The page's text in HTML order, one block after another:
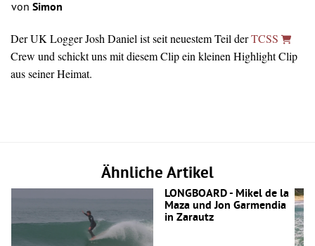
von Simon
Der UK Logger Josh Daniel ist seit neuestem Teil derTCSS
Crew und schickt uns mit diesem Clip ein kleinen Highlight Clip
aus seiner Heimat.
Ähnliche Artikel
LONGBOARD - Mikel de la
Maza und Jon Garmendia
in Zarautz